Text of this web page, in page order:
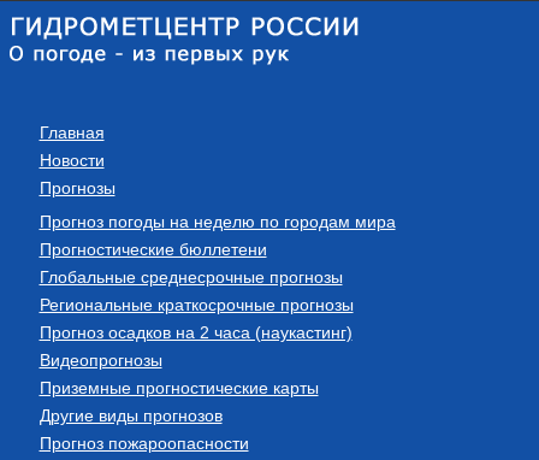
Главная
Новости
Прогнозы
Прогноз погоды на неделю по городам мира
Прогностические бюллетени
Глобальные среднесрочные прогнозы
Региональные краткосрочные прогнозы
Прогноз осадков на 2 часа (наукастинг)
Видеопрогнозы
Приземные прогностические карты
Другие виды прогнозов
Прогноз пожароопасности